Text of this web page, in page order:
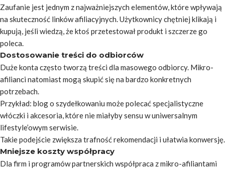
Zaufanie jest jednym z najważniejszych elementów, które wpływają
na skuteczność linków afiliacyjnych. Użytkownicy chętniej klikają i
kupują, jeśli wiedzą, że ktoś przetestował produkt i szczerze go
poleca.
Dostosowanie treści do odbiorców
Duże konta często tworzą treści dla masowego odbiorcy. Mikro-
afilianci natomiast mogą skupić się na bardzo konkretnych
potrzebach.
Przykład: blog o szydełkowaniu może polecać specjalistyczne
włóczki i akcesoria, które nie miałyby sensu w uniwersalnym
lifestyle’owym serwisie.
Takie podejście zwiększa trafność rekomendacji i ułatwia konwersję.
Mniejsze koszty współpracy
Dla firm i programów partnerskich współpraca z mikro-afiliantami